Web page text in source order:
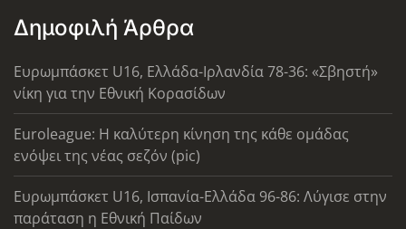
Δημοφιλή Άρθρα
Ευρωμπάσκετ U16, Ελλάδα-Ιρλανδία 78-36: «Σβηστή»
νίκη για την Εθνική Κορασίδων
Euroleague: Η καλύτερη κίνηση της κάθε ομάδας
ενόψει της νέας σεζόν (pic)
Ευρωμπάσκετ U16, Ισπανία-Ελλάδα 96-86: Λύγισε στην
παράταση η Εθνική Παίδων